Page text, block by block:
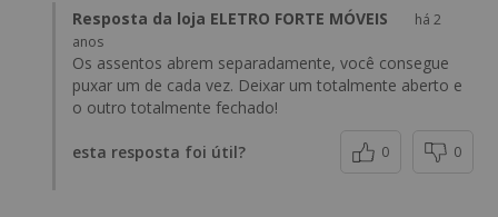
Resposta da loja ELETRO FORTE MÓVEIS
há 2
anos
Os assentos abrem separadamente, você consegue
puxar um de cada vez. Deixar um totalmente aberto e
o outro totalmente fechado!
esta resposta foi útil? 0 0